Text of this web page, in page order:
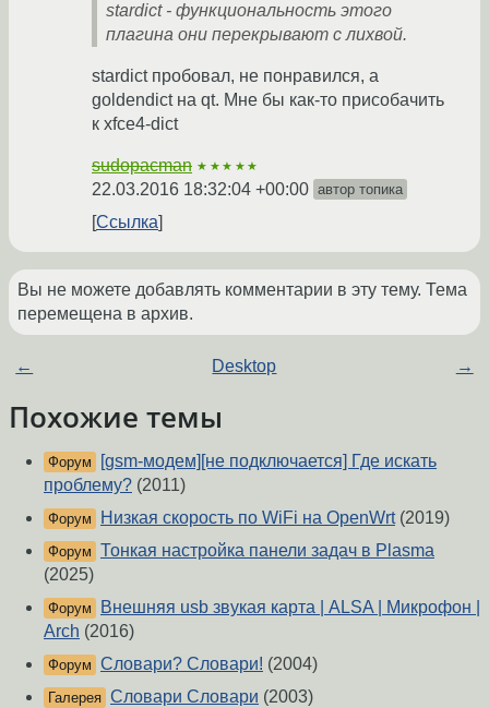
stardict - функциональность этого
плагина они перекрывают с лихвой.
stardict пробовал, не понравился, а
goldendict на qt. Мне бы как-то присобачить
к xfce4-dict
sudopacman ★★★★★
22.03.2016 18:32:04 +00:00 автор топика
Ссылка
Вы не можете добавлять комментарии в эту тему. Тема
перемещена в архив.
← Desktop →
Похожие темы
Форум
[gsm-модем][не подключается] Где искать
проблему? (2011)
Форум Низкая скорость по WiFi на OpenWrt(2019)
Форум Тонкая настройка панели задач в Plasma
(2025)
Форум
Внешняя usb звукая карта | ALSA | Микрофон |
Arch (2016)
Форум Словари? Словари! (2004)
Галерея Словари Словари (2003)